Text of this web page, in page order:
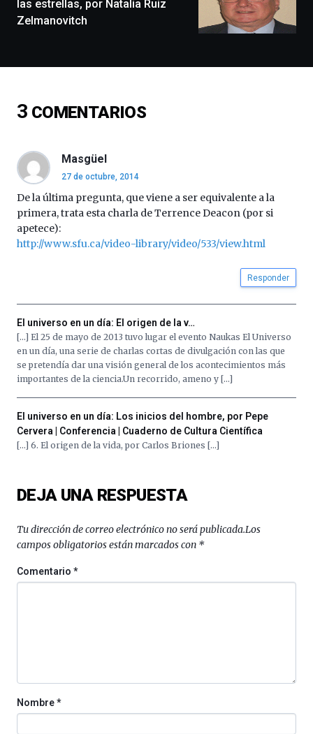
docufórums
de
16
4
de
octubre.
iniciativa,
organizada
por
las estrellas, por Natalia Ruiz
Zelmanovitch
3 COMENTARIOS
Masgüel
27 de octubre, 2014
De la última pregunta, que viene a ser equivalente a la
primera, trata esta charla de Terrence Deacon (por si
apetece):
http://www.sfu.ca/video-library/video/533/view.html
Responder
El universo en un día: El origen de la v…
[…] El 25 de mayo de 2013 tuvo lugar el evento Naukas El Universo
en un día, una serie de charlas cortas de divulgación con las que
se pretendía dar una visión general de los acontecimientos más
importantes de la ciencia.Un recorrido, ameno y […]
El universo en un día: Los inicios del hombre, por Pepe
Cervera | Conferencia | Cuaderno de Cultura Científica
[…] 6. El origen de la vida, por Carlos Briones […]
DEJA UNA RESPUESTA
Tu dirección de correo electrónico no será publicada.Los
campos obligatorios están marcados con *
Comentario*
Nombre*